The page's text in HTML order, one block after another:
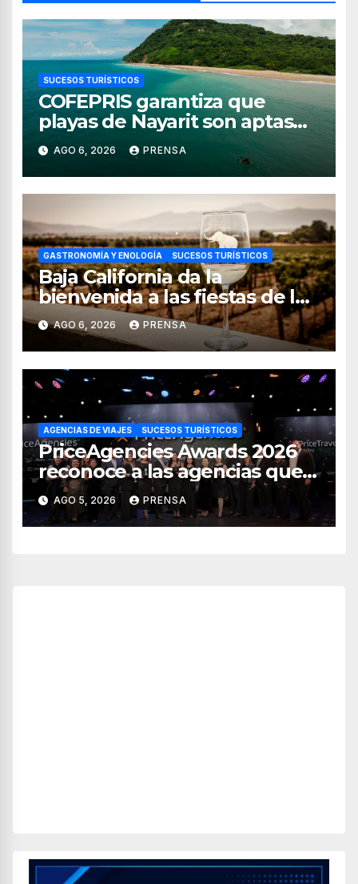
SUCESOS TURÍSTICOS
COFEPRIS garantiza que
playas de Nayarit son aptas
para uso recreativo
AGO 6, 2026 PRENSA
GASTRONOMÍA Y ENOLOGÍA SUCESOS TURÍSTICOS
Baja California da la
bienvenida a las fiestas de la
vendimia 2026
AGO 6, 2026 PRENSA
AGENCIAS DE VIAJES SUCESOS TURÍSTICOS
PriceAgencies Awards 2026
reconoce a las agencias que
impulsan el crecimiento del
turismo en México
AGO 5, 2026 PRENSA